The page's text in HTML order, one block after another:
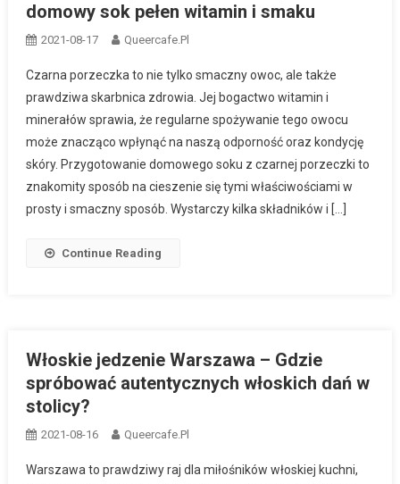
domowy sok pełen witamin i smaku
2021-08-17 Queercafe.pl
Czarna porzeczka to nie tylko smaczny owoc, ale także
prawdziwa skarbnica zdrowia. Jej bogactwo witamin i
minerałów sprawia, że regularne spożywanie tego owocu
może znacząco wpłynąć na naszą odporność oraz kondycję
skóry. Przygotowanie domowego soku z czarnej porzeczki to
znakomity sposób na cieszenie się tymi właściwościami w
prosty i smaczny sposób. Wystarczy kilka składników i […]
Continue Reading
Włoskie jedzenie Warszawa – Gdzie
spróbować autentycznych włoskich dań w
stolicy?
2021-08-16 Queercafe.pl
Warszawa to prawdziwy raj dla miłośników włoskiej kuchni,